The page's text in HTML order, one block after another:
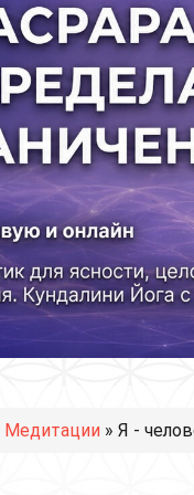
Медитации » Я -